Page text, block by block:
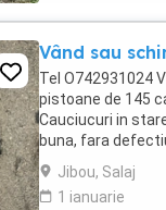
Vând sau
Tel O742931024
pistoane de 145
Cauciucuri in
buna, fara
consumabile, nu
Jibou, Salaj
1 ianuarie